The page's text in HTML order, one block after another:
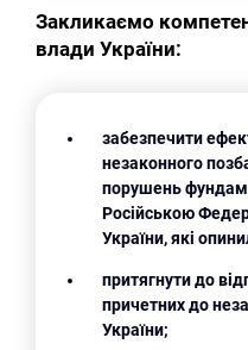
Закликаємо
влади України:
забезпечити
незаконного
порушень
Російською
України, які
притягнути до
причетних до
України;